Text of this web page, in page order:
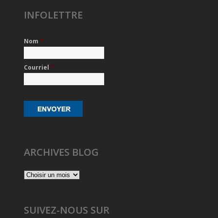
INFOLETTRE
Nom *
Courriel *
ARCHIVES BLOG
SUIVEZ-NOUS SUR